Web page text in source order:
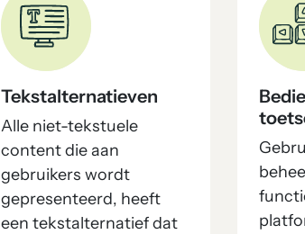
Tekstalternatieven
Alle niet-tekstuele
content die aan
gebruikers wordt
gepresenteerd, heeft
een tekstalternatief dat